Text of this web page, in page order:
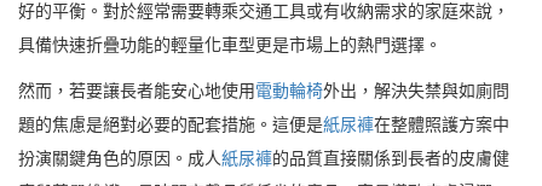
好的平衡。對於經常需要轉乘交通工具或有收納需求的家庭來說，
具備快速折疊功能的輕量化車型更是市場上的熱門選擇。
然而，若要讓長者能安心地使用電動輪椅外出，解決失禁與如廁問
題的焦慮是絕對必要的配套措施。這便是紙尿褲在整體照護方案中
扮演關鍵角色的原因。成人紙尿褲的品質直接關係到長者的皮膚健